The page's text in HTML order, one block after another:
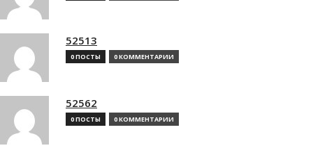
52513
0 ПОСТЫ 0 КОММЕНТАРИИ
52562
0 ПОСТЫ 0 КОММЕНТАРИИ